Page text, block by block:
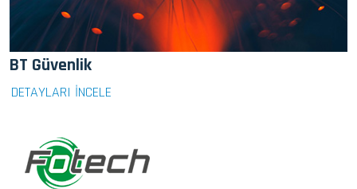
BT Güvenlik
DETAYLARI İNCELE